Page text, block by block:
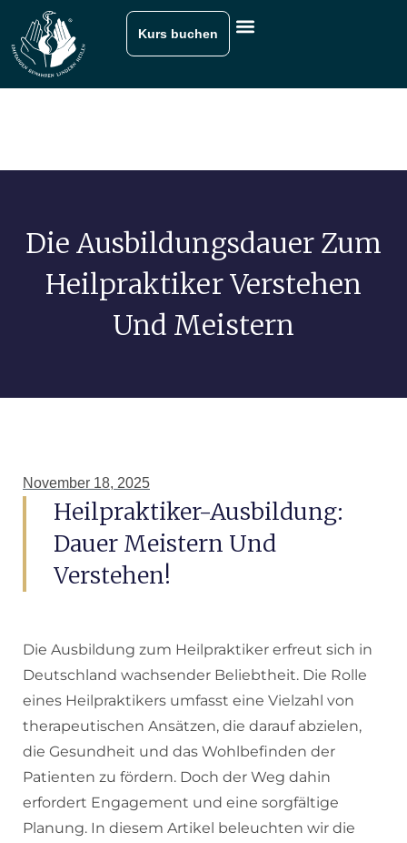
Kurs buchen
Die Ausbildungsdauer Zum
Heilpraktiker Verstehen
Und Meistern
November 18, 2025
Heilpraktiker-Ausbildung:
Dauer Meistern Und
Verstehen!
Die Ausbildung zum Heilpraktiker erfreut sich in
Deutschland wachsender Beliebtheit. Die Rolle
eines Heilpraktikers umfasst eine Vielzahl von
therapeutischen Ansätzen, die darauf abzielen,
die Gesundheit und das Wohlbefinden der
Patienten zu fördern. Doch der Weg dahin
erfordert Engagement und eine sorgfältige
Planung. In diesem Artikel beleuchten wir die